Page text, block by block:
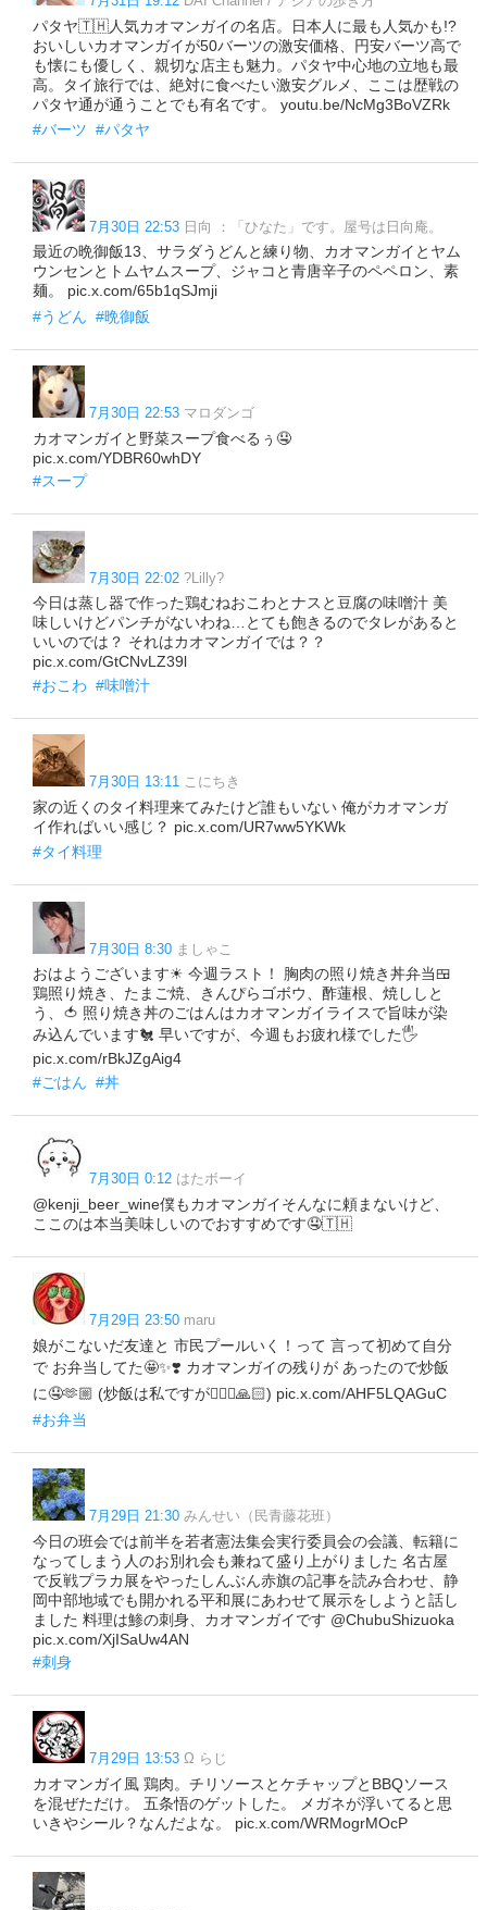
パタヤ🇹🇭人気カオマンガイの名店。日本人に最も人気かも!?
おいしいカオマンガイが50バーツの激安価格、円安バーツ高で
も懐にも優しく、親切な店主も魅力。パタヤ中心地の立地も最
高。タイ旅行では、絶対に食べたい激安グルメ、ここは歴戦の
パタヤ通が通うことでも有名です。 youtu.be/NcMg3BoVZRk
#バーツ #パタヤ
7月30日 22:53 日向 ：「ひなた」です。屋号は日向庵。
最近の晩御飯13、サラダうどんと練り物、カオマンガイとヤム
ウンセンとトムヤムスープ、ジャコと青唐辛子のペペロン、素
麺。 pic.x.com/65b1qSJmji
#うどん #晩御飯
7月30日 22:53 マロダンゴ
カオマンガイと野菜スープ食べるぅ🤤
pic.x.com/YDBR60whDY
#スープ
7月30日 22:02 ?Lilly?
今日は蒸し器で作った鶏むねおこわとナスと豆腐の味噌汁 美
味しいけどパンチがないわね…とても飽きるのでタレがあると
いいのでは？ それはカオマンガイでは？？
pic.x.com/GtCNvLZ39l
#おこわ #味噌汁
7月30日 13:11 こにちき
家の近くのタイ料理来てみたけど誰もいない 俺がカオマンガ
イ作ればいい感じ？ pic.x.com/UR7ww5YKWk
#タイ料理
7月30日 8:30 ましゃこ
おはようございます☀ 今週ラスト！ 胸肉の照り焼き丼弁当🍱
鶏照り焼き、たまご焼、きんぴらゴボウ、酢蓮根、焼ししと
う、🍅 照り焼き丼のごはんはカオマンガイライスで旨味が染
み込んでいます🐔 早いですが、今週もお疲れ様でした🖐️
pic.x.com/rBkJZgAig4
#ごはん #丼
7月30日 0:12 はたボーイ
@kenji_beer_wine僕もカオマンガイそんなに頼まないけど、
ここのは本当美味しいのでおすすめです🤤🇹🇭
7月29日 23:50 maru
娘がこないだ友達と 市民プールいく！って 言って初めて自分
で お弁当してた🤩✨❣️ カオマンガイの残りが あったので炒飯
に🤤🫶🏼 (炒飯は私ですが🙇🏻‍♀️🙏🏻) pic.x.com/AHF5LQAGuC
#お弁当
7月29日 21:30 みんせい（民青藤花班）
今日の班会では前半を若者憲法集会実行委員会の会議、転籍に
なってしまう人のお別れ会も兼ねて盛り上がりました 名古屋
で反戦プラカ展をやったしんぶん赤旗の記事を読み合わせ、静
岡中部地域でも開かれる平和展にあわせて展示をしようと話し
ました 料理は鯵の刺身、カオマンガイです @ChubuShizuoka
pic.x.com/XjISaUw4AN
#刺身
7月29日 13:53 Ω らじ
カオマンガイ風 鶏肉。チリソースとケチャップとBBQソース
を混ぜただけ。 五条悟のゲットした。 メガネが浮いてると思
いきやシール？なんだよな。 pic.x.com/WRMogrMOcP